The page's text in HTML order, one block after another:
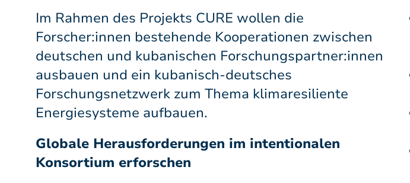
Im Rahmen des Projekts CURE wollen die
Forscher:innen bestehende Kooperationen zwischen
deutschen und kubanischen Forschungspartner:innen
ausbauen und ein kubanisch-deutsches
Forschungsnetzwerk zum Thema klimaresiliente
Energiesysteme aufbauen.
Globale Herausforderungen im intentionalen
Konsortium erforschen